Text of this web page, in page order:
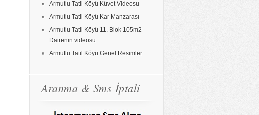
Armutlu Tatil Köyü Küvet Videosu
Armutlu Tatil Köyü Kar Manzarası
Armutlu Tatil Köyü 11. Blok 105m2
Dairenin videosu
Armutlu Tatil Köyü Genel Resimler
Aranma & Sms İptali